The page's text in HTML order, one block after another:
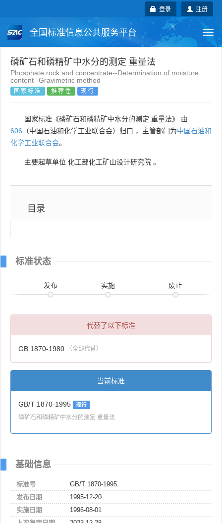
注册
登录
全国标准信息公共服务平台
国家标准 行业标准
团体标准 企业标准
磷矿石和磷精矿中水分的测定 重量法
Phosphate rock and concentrate--Determination of moisture
content--Gravimetric method
国家标准 推荐性 现行
国家标准《磷矿石和磷精矿中水分的测定 重量法》 由
606 （中国石油和化学工业联合会）归口 ，主管部门为中国石油和
化学工业联合会。
主要起草单位 化工部化工矿山设计研究院 。
目录
标准状态
发布 实施 废止
代替了以下标准
GB 1870-1980 （全部代替）
当前标准
GB/T 1870-1995 现行
磷矿石和磷精矿中水分的测定 重量法
基础信息
标准号
GB/T 1870-1995
发布日期
1995-12-20
实施日期
1996-08-01